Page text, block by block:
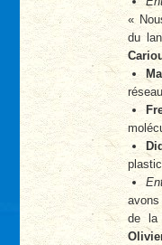
«
du
de la